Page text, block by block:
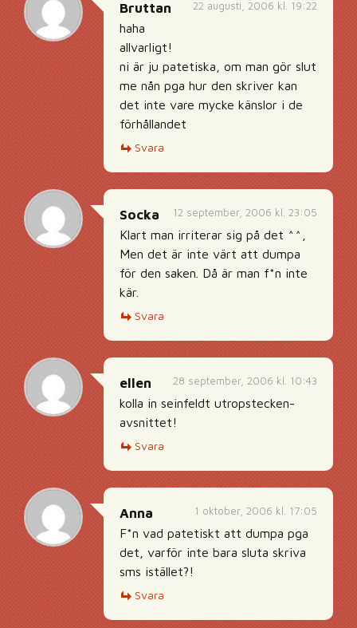
22 augusti, 2006 kl. 19:22
Bruttan
haha
allvarligt!
ni är ju patetiska, om man gör slut
me nån pga hur den skriver kan
det inte vare mycke känslor i de
förhållandet
Svara
12 september, 2006 kl. 23:05
Socka
Klart man irriterar sig på det ^^,
Men det är inte värt att dumpa
för den saken. Då är man f*n inte
kär.
Svara
28 september, 2006 kl. 10:43
ellen
kolla in seinfeldt utropstecken-
avsnittet!
Svara
1 oktober, 2006 kl. 17:05
Anna
F*n vad patetiskt att dumpa pga
det, varför inte bara sluta skriva
sms istället?!
Svara